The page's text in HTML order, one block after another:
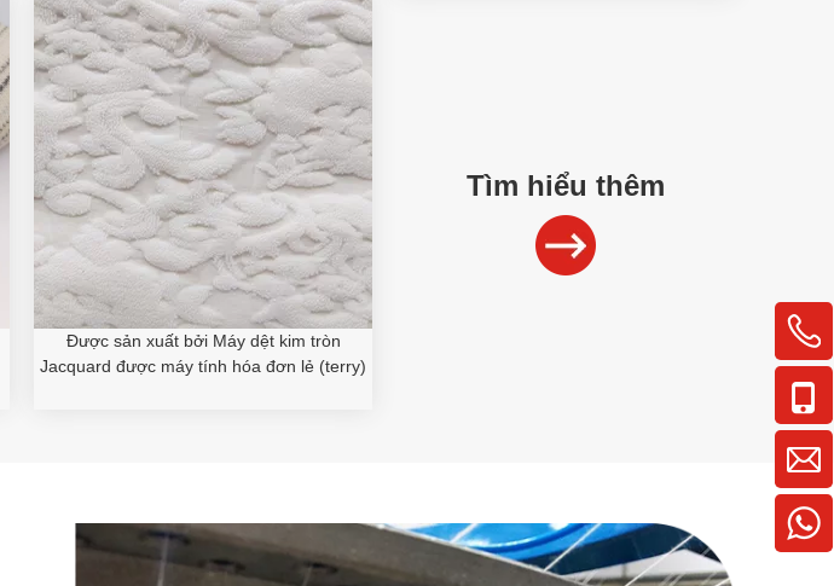
Được sản xuất bởi Máy dệt kim tròn
Jacquard được máy tính hóa đơn lẻ (terry)
Tìm hiểu thêm